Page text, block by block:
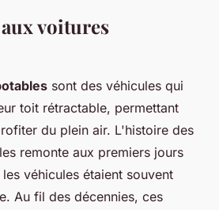
voitures
sont des véhicules qui
toit rétractable, permettant
du plein air. L'histoire des
remonte aux premiers jours
véhicules étaient souvent
Au fil des décennies, ces